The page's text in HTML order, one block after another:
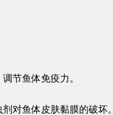
节鱼体免疫力。
对鱼体皮肤黏膜的破坏。